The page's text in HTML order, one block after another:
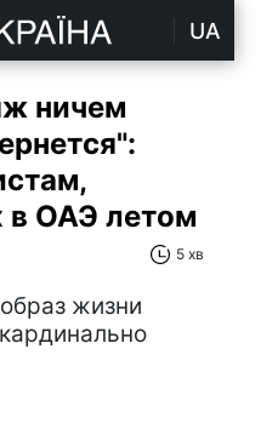
UA
ничем
в ОАЭ летом
5 хв
жизни